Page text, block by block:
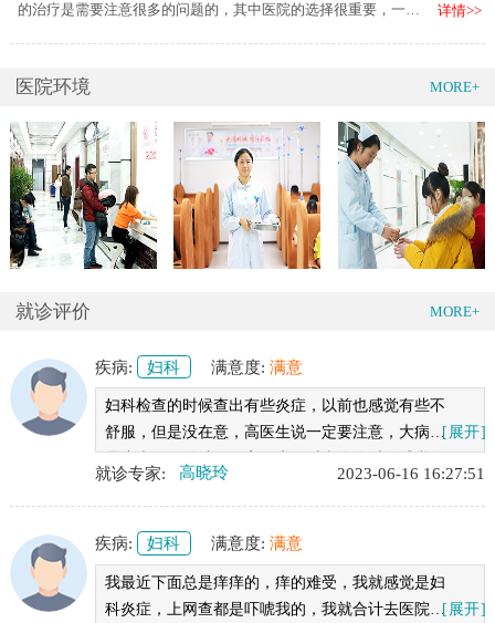
的治疗是需要注意很多的问题的，其中医院的选择很重要，一些
详情>>
医院环境 MORE+
就诊评价 MORE+
疾病: 妇科 满意度: 满意
妇科检查的时候查出有些炎症，以前也感觉有些不
舒服，但是没在意，高医生说一定要注意，大病都
亲切，没感觉局促不安，把我生活中的习惯都问了
一遍，很多方式都是不怎么正确的，我才知道各方
面都要注意到，高医生真的很专业。
[展开]
就诊专家: 高晓玲 2023-06-16 16:27:51
疾病: 妇科 满意度: 满意
我最近下面总是痒痒的，痒的难受，我就感觉是妇
科炎症，上网查都是吓唬我的，我就合计去医院看[展开]